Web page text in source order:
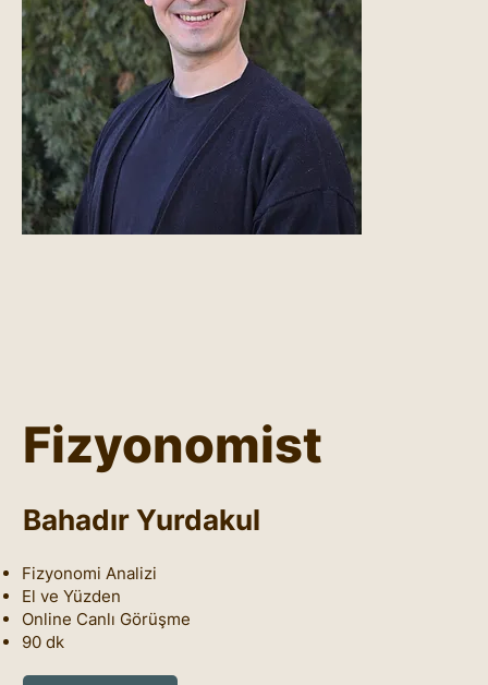
Fizyonomist
Bahadır Yurdakul
Fizyonomi Analizi
El ve Yüzden
Online Canlı Görüşme
90 dk